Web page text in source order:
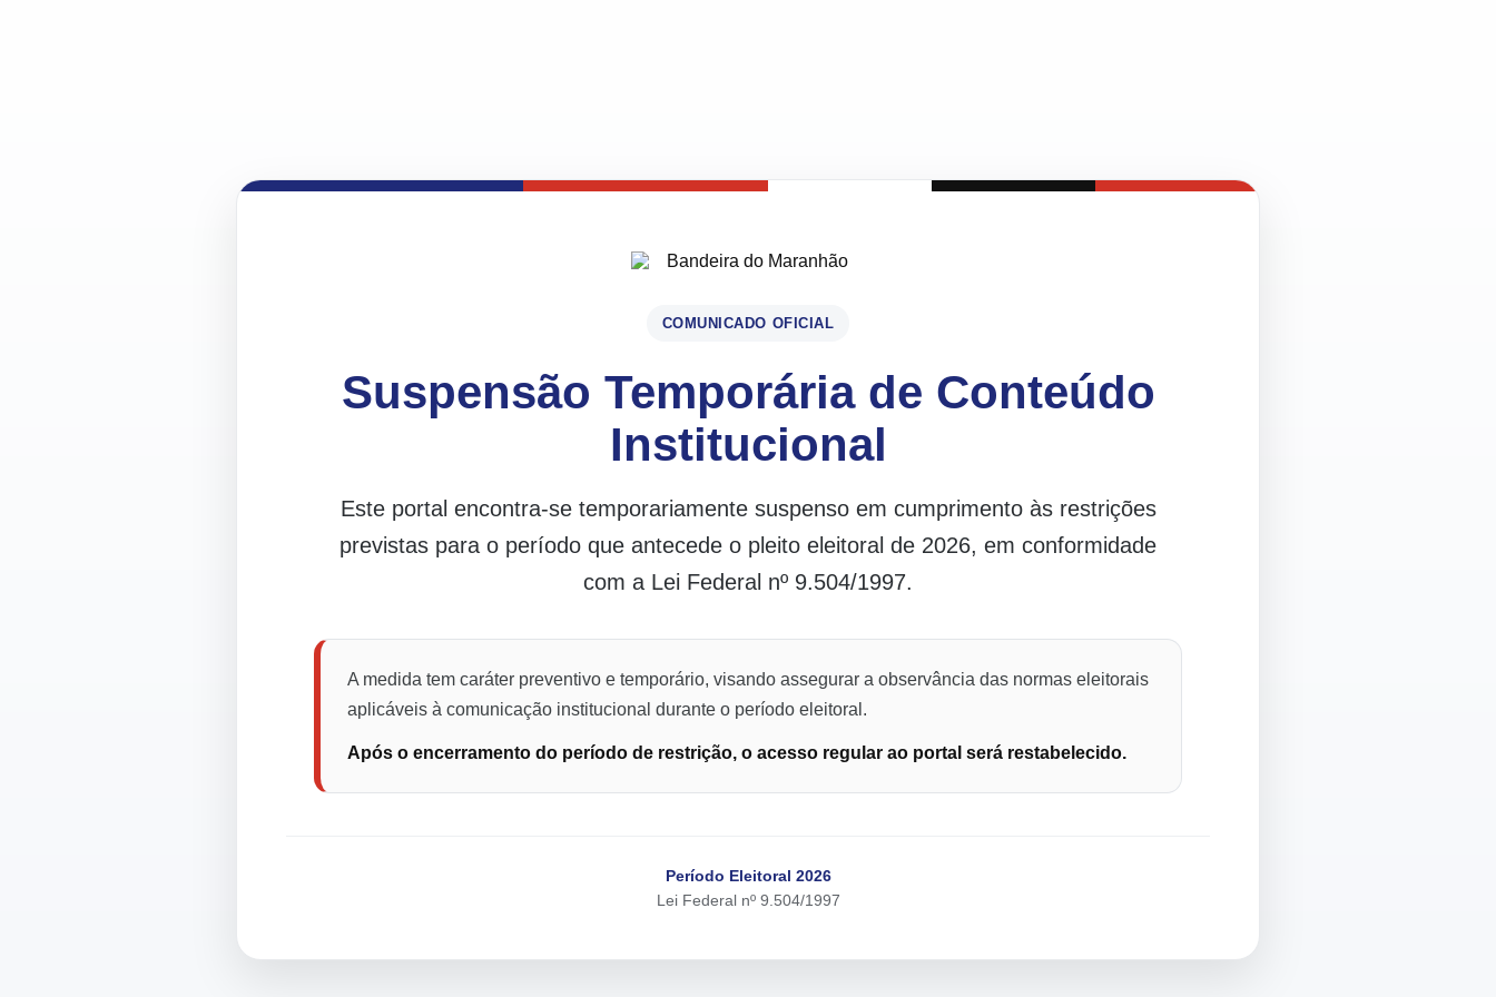
COMUNICADO OFICIAL
Suspensão Temporária de Conteúdo
Institucional
Este portal encontra-se temporariamente suspenso em cumprimento às restrições
previstas para o período que antecede o pleito eleitoral de 2026, em conformidade
com a Lei Federal nº 9.504/1997.
A medida tem caráter preventivo e temporário, visando assegurar a observância das normas eleitorais
aplicáveis à comunicação institucional durante o período eleitoral.
Após o encerramento do período de restrição, o acesso regular ao portal será restabelecido.
Período Eleitoral 2026
Lei Federal nº 9.504/1997